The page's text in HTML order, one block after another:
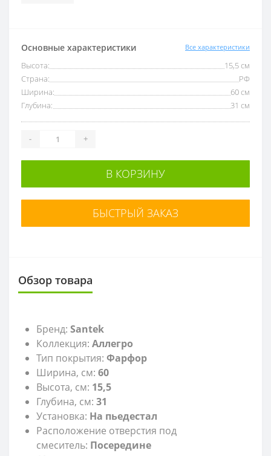
Основные характеристики Все характеристики
Высота:
15,5 см
Страна:
РФ
Ширина:
60 см
Глубина:
31 см
- +
В КОРЗИНУ
БЫСТРЫЙ ЗАКАЗ
Обзор товара
Бренд: Santek
Коллекция: Аллегро
Тип покрытия: Фарфор
Ширина, см: 60
Высота, см: 15,5
Глубина, см: 31
Установка: На пьедестал
Расположение отверстия под
смеситель: Посередине